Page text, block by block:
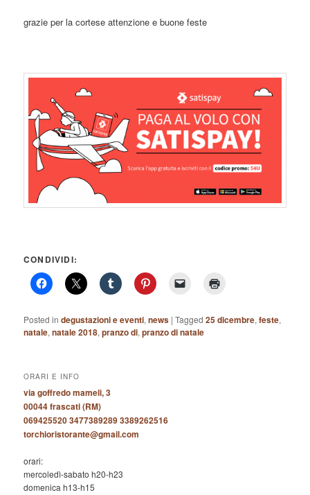
grazie per la cortese attenzione e buone feste
CONDIVIDI:
Posted in degustazioni e eventi,news |Tagged 25 dicembre,feste,
natale,natale 2018,pranzo di,pranzo di natale
ORARI E INFO
via goffredo mameli, 3
00044 frascati (RM)
069425520 3477389289 3389262516
torchioristorante@gmail.com
orari:
mercoledì-sabato h20-h23
domenica h13-h15